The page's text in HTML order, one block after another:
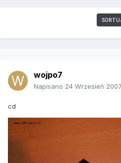
wojpo7
Napisano 24 Wrzesień 2007
cd